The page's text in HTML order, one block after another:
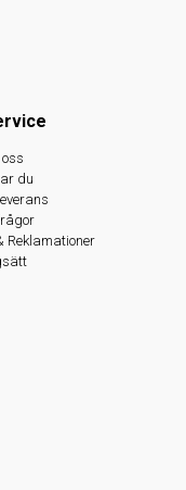
du
Reklamationer